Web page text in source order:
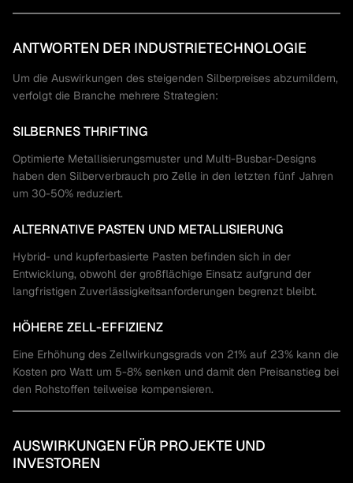
ANTWORTEN DER INDUSTRIETECHNOLOGIE
Um die Auswirkungen des steigenden Silberpreises abzumildern,
verfolgt die Branche mehrere Strategien:
SILBERNES THRIFTING
Optimierte Metallisierungsmuster und Multi-Busbar-Designs
haben den Silberverbrauch pro Zelle in den letzten fünf Jahren
um 30-50% reduziert.
ALTERNATIVE PASTEN UND METALLISIERUNG
Hybrid- und kupferbasierte Pasten befinden sich in der
Entwicklung, obwohl der großflächige Einsatz aufgrund der
langfristigen Zuverlässigkeitsanforderungen begrenzt bleibt.
HÖHERE ZELL-EFFIZIENZ
Eine Erhöhung des Zellwirkungsgrads von 21% auf 23% kann die
Kosten pro Watt um 5-8% senken und damit den Preisanstieg bei
den Rohstoffen teilweise kompensieren.
AUSWIRKUNGEN FÜR PROJEKTE UND
INVESTOREN